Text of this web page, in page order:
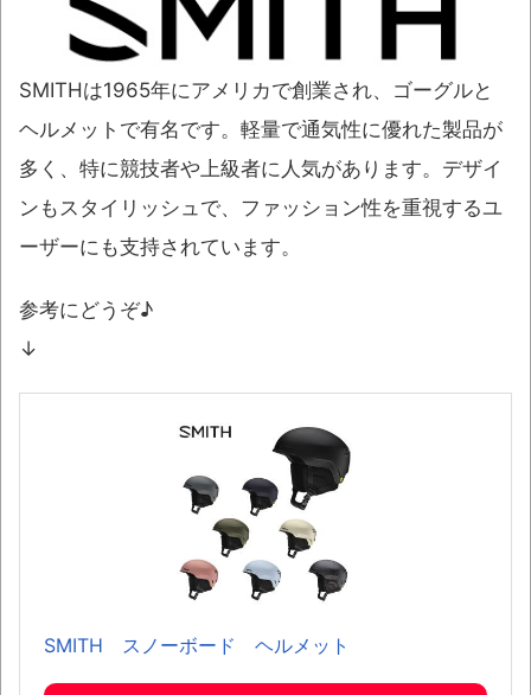
SMITHは1965年にアメリカで創業され、ゴーグルと
ヘルメットで有名です。軽量で通気性に優れた製品が
多く、特に競技者や上級者に人気があります。デザイ
ンもスタイリッシュで、ファッション性を重視するユ
ーザーにも支持されています。
参考にどうぞ♪
↓
SMITH スノーボード ヘルメット